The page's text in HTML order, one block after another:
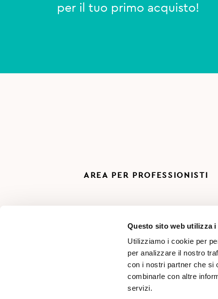
Questo sito web utilizza i
Utilizziamo i cookie per
per analizzare il nostro
con i nostri partner che si
combinarle con altre
servizi.
per il tuo primo acquisto!
AREA PER PROFESSIONISTI